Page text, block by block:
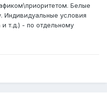
Белые
Индивидуальные условия
т.д.) - по отдельному